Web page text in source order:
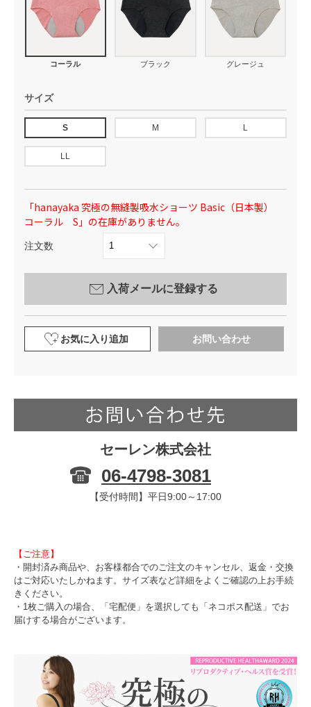
コーラル ブラック グレージュ
サイズ
S M L
LL
「hanayaka 究極の無縫製吸水ショーツ Basic（日本製）
コーラル S」の在庫がありません。
注文数
入荷メールに登録する
お気に入り追加 お問い合わせ
セーレン株式会社
06-4798-3081
【受付時間】平日9:00～17:00
【ご注意】
・開封済み商品や、お客様都合でのご注文のキャンセル、返金・交換
はご対応いたしかねます。サイズ表など詳細をよくご確認の上お手続
きください。
・1枚ご購入の場合、「宅配便」を選択しても「ネコポス配送」でお
届けする場合がございます。